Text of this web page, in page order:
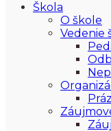
Škola
O škole
Vedenie